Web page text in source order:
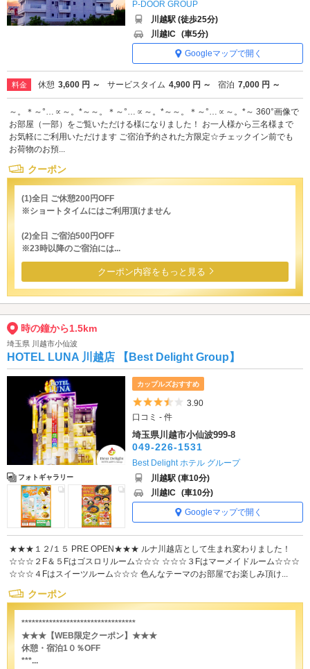
P-DOOR GROUP
川越駅 (徒歩25分)
川越IC (車5分)
Googleマップで開く
料金 休憩 3,600 円 ～ サービスタイム 4,900 円 ～ 宿泊 7,000 円 ～
～。＊～°…∝～。*～～。＊～°…∝～。*～～。＊～°…∝～。*～ 360°画像で
お部屋（一部）をご覧いただける様になりました！ お一人様から三名様まで
お気軽にご利用いただけます ご宿泊予約された方限定☆チェックイン前でも
お荷物のお預...
クーポン
(1)全日 ご休憩200円OFF
※ショートタイムにはご利用頂けません
(2)全日 ご宿泊500円OFF
※23時以降のご宿泊には...
クーポン内容をもっと見る
時の鐘から1.5km
埼玉県 川越市小仙波
HOTEL LUNA 川越店 【Best Delight Group】
フォトギャラリー
カップルズおすすめ
5つ星のうち3.5
3.90
口コミ - 件
埼玉県川越市小仙波999-8
049-226-1531
Best Delight ホテル グループ
川越駅 (車10分)
川越IC (車10分)
Googleマップで開く
★★★１２/１５ PRE OPEN★★★ ルナ川越店として生まれ変わりました！
☆☆☆２F＆５Fはゴスロリルーム☆☆☆ ☆☆☆３Fはマーメイドルーム☆☆☆
☆☆☆４Fはスイーツルーム☆☆☆ 色んなテーマのお部屋でお楽しみ頂け...
クーポン
*********************************
★★★【WEB限定クーポン】★★★
休憩・宿泊1０％OFF
***...